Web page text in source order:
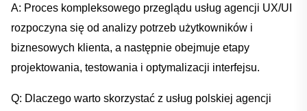
A: Proces⁤ kompleksowego przeglądu usług agencji UX/UI
rozpoczyna się od analizy potrzeb użytkowników ​i
biznesowych klienta, a następnie obejmuje etapy
projektowania,​ testowania i‌ optymalizacji interfejsu.
Q: Dlaczego warto skorzystać z usług polskiej agencji